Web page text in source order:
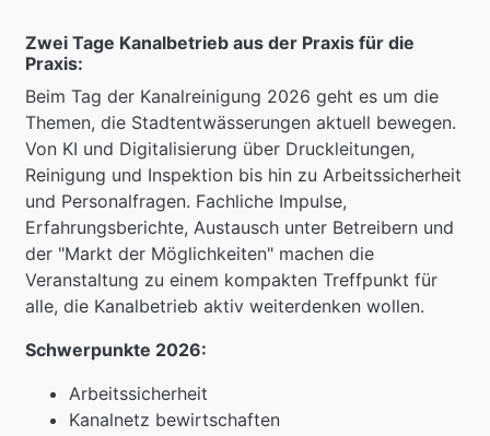
Zwei Tage Kanalbetrieb aus der Praxis für die
Praxis:
Beim Tag der Kanalreinigung 2026 geht es um die
Themen, die Stadtentwässerungen aktuell bewegen.
Von KI und Digitalisierung über Druckleitungen,
Reinigung und Inspektion bis hin zu Arbeitssicherheit
und Personalfragen. Fachliche Impulse,
Erfahrungsberichte, Austausch unter Betreibern und
der "Markt der Möglichkeiten" machen die
Veranstaltung zu einem kompakten Treffpunkt für
alle, die Kanalbetrieb aktiv weiterdenken wollen.
Schwerpunkte 2026:
Arbeitssicherheit
Kanalnetz bewirtschaften